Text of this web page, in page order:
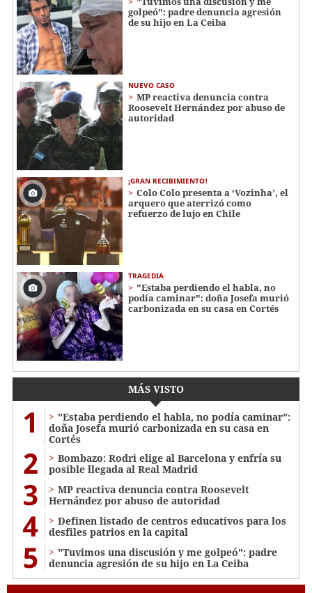
golpeó": padre denuncia agresión
de su hijo en La Ceiba
NUEVO CASO
MP reactiva denuncia contra
Roosevelt Hernández por abuso de
autoridad
¡GRAN RECIBIMIENTO!
Colo Colo presenta a ‘Vozinha’, el
arquero que aterrizó como
refuerzo de lujo en Chile
TRAGEDIA
"Estaba perdiendo el habla, no
podía caminar": doña Josefa murió
carbonizada en su casa en Cortés
MÁS VISTO
1
"Estaba perdiendo el habla, no podía caminar":
doña Josefa murió carbonizada en su casa en
Cortés
2
Bombazo: Rodri elige al Barcelona y enfría su
posible llegada al Real Madrid
3
MP reactiva denuncia contra Roosevelt
Hernández por abuso de autoridad
4
Definen listado de centros educativos para los
desfiles patrios en la capital
5
"Tuvimos una discusión y me golpeó": padre
denuncia agresión de su hijo en La Ceiba